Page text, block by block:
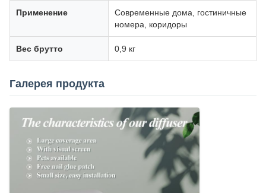
Применение
Современные дома, гостиничные
номера, коридоры
Вес брутто 0,9 кг
Галерея продукта